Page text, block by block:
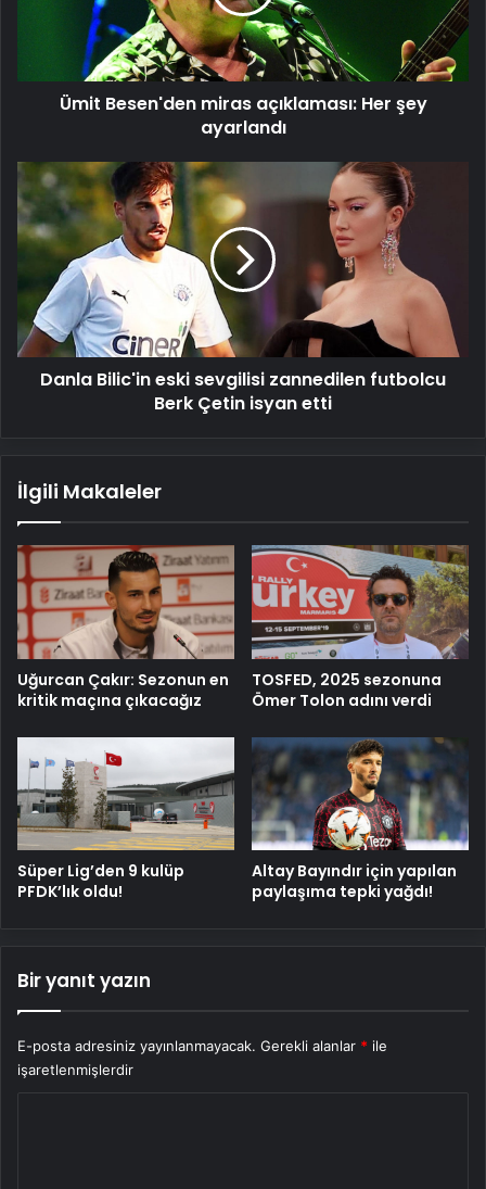
Ümit Besen'den miras açıklaması: Her şey
ayarlandı
Danla
Bilic'in
eski
sevgilisi
zannedilen
futbolcu
Berk
Çetin
isyan
Danla Bilic'in eski sevgilisi zannedilen futbolcu
Berk Çetin isyan etti
İlgili Makaleler
Uğurcan Çakır: Sezonun en
kritik maçına çıkacağız
TOSFED, 2025 sezonuna
Ömer Tolon adını verdi
Süper Lig’den 9 kulüp
PFDK’lık oldu!
Altay Bayındır için yapılan
paylaşıma tepki yağdı!
Bir yanıt yazın
E-posta adresiniz yayınlanmayacak. Gerekli alanlar * ile
işaretlenmişlerdir